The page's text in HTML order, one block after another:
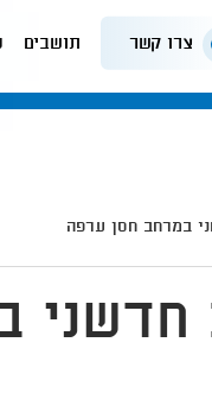
צרו קשר תושבים
במרחב חסן ערפה
חדשני